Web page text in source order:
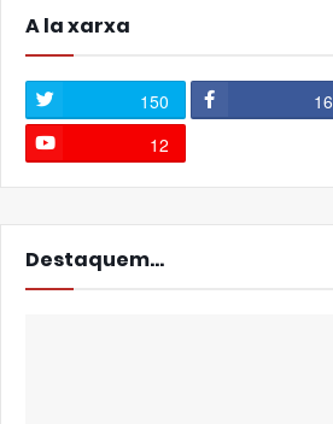
A la xarxa
150 16
12
Destaquem...